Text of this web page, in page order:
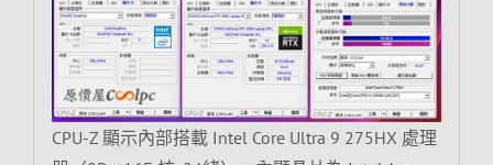
CPU-Z 顯示內部搭載 Intel Core Ultra 9 275HX 處理